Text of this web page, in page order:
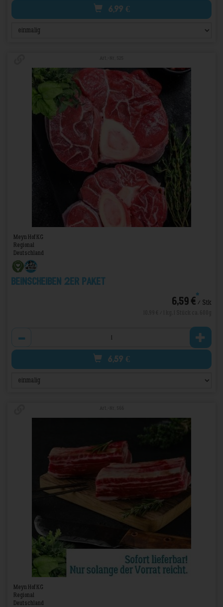
6,99 €
Meyn Hof KG
Regional
Deutschland
Beinscheiben 2er Paket
6,59 €*/ Stk
6,59 €
Meyn Hof KG
Regional
Deutschland